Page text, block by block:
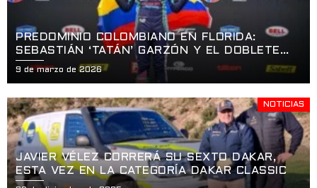
PREDOMINIO COLOMBIANO EN FLORIDA:
SEBASTIÁN ‘TATÁN’ GARZÓN Y EL DOBLETE
HISTÓRICO EN LA APERTURA DE LA USF2000
EN ST. PETERSBURG
9 de marzo de 2026
NOTICIAS
JAVIER VÉLEZ CORRERÁ SU SEXTO DAKAR,
ESTA VEZ EN LA CATEGORÍA DAKAR CLASSIC